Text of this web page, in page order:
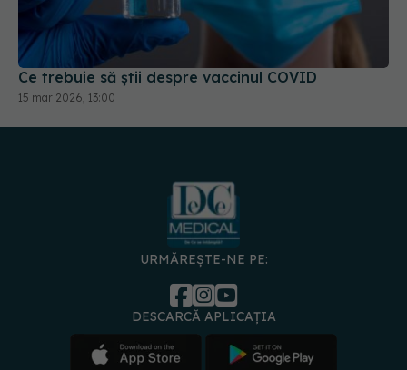
Ce trebuie să știi despre vaccinul COVID
15 mar 2026, 13:00
URMĂREȘTE-NE PE:
DESCARCĂ APLICAȚIA